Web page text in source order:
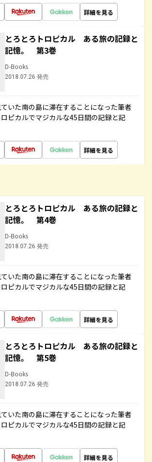
詳細を見る
とろとろトロピカル ある旅の記録と
記憶。 第3巻
D-Books
2018.07.26 発売
いた南の島に滞在することになった筆者
ピカルでマジカルな45日間の記録と記
詳細を見る
とろとろトロピカル ある旅の記録と
記憶。 第4巻
D-Books
2018.07.26 発売
いた南の島に滞在することになった筆者
ピカルでマジカルな45日間の記録と記
詳細を見る
とろとろトロピカル ある旅の記録と
記憶。 第5巻
D-Books
2018.07.26 発売
いた南の島に滞在することになった筆者
ピカルでマジカルな45日間の記録と記
詳細を見る